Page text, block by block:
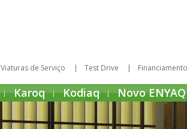
Viaturas de Serviço Test Drive Financiamento
Karoq Kodiaq
Novo